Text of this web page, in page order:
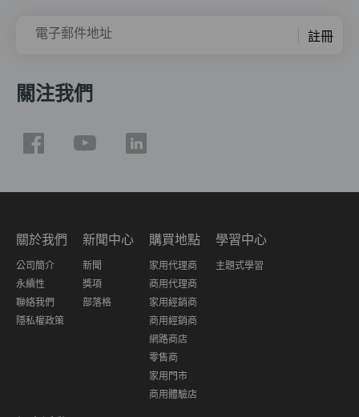
電子郵件地址 註冊
關注我們
關於我們
公司簡介
永續性
聯絡我們
隱私權政策
新聞中心
新聞
獎項
部落格
購買地點
家用代理商
商用代理商
家用經銷商
商用經銷商
網路商店
零售商
家用門市
商用體驗店
學習中心
主題式學習